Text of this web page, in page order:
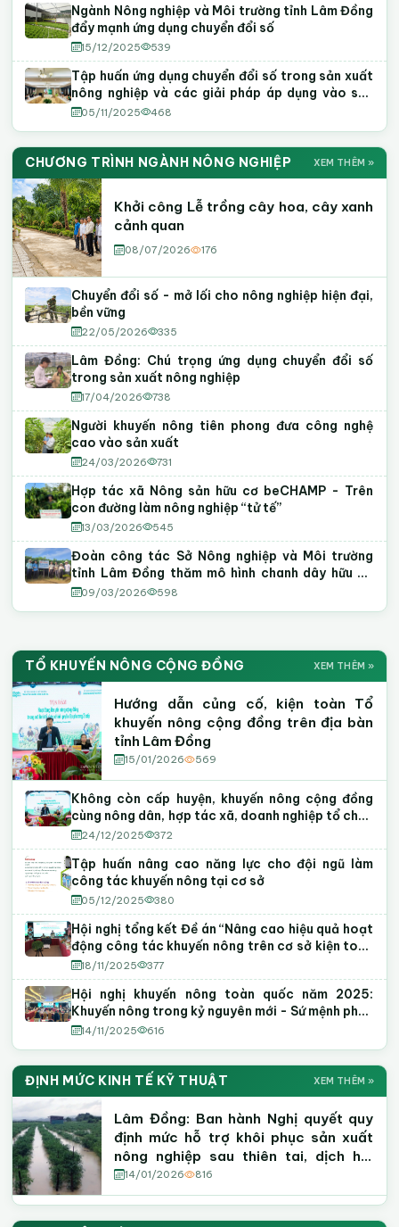
Ngành Nông nghiệp và Môi trường tỉnh Lâm Đồng
đẩy mạnh ứng dụng chuyển đổi số
15/12/2025 539
Tập huấn ứng dụng chuyển đổi số trong sản xuất
nông nghiệp và các giải pháp áp dụng vào sản
xuất, kinh doanh
05/11/2025 468
CHƯƠNG TRÌNH NGÀNH NÔNG NGHIỆP XEM THÊM »
Khởi công Lễ trồng cây hoa, cây xanh
cảnh quan
08/07/2026 176
Chuyển đổi số - mở lối cho nông nghiệp hiện đại,
bền vững
22/05/2026 335
Lâm Đồng: Chú trọng ứng dụng chuyển đổi số
trong sản xuất nông nghiệp
17/04/2026 738
Người khuyến nông tiên phong đưa công nghệ
cao vào sản xuất
24/03/2026 731
Hợp tác xã Nông sản hữu cơ beCHAMP - Trên
con đường làm nông nghiệp “tử tế”
13/03/2026 545
Đoàn công tác Sở Nông nghiệp và Môi trường
tỉnh Lâm Đồng thăm mô hình chanh dây hữu cơ
tại phường Tiến Thành
09/03/2026 598
HÌNH ẢNH
Sự Kiện & Hình Ảnh Hoạt Động
Khuyến Nông Lâm Đồng Tập huấn · Hội thảo · Phiên chợ
VIDEO KN
Video Kỹ Thuật Khuyến Nông
Hướng dẫn canh tác Mô hình nông nghiệp CNC
Tập huấn
TỔ KHUYẾN NÔNG CỘNG ĐỒNG XEM THÊM »
Hướng dẫn củng cố, kiện toàn Tổ
khuyến nông cộng đồng trên địa bàn
tỉnh Lâm Đồng
15/01/2026 569
Không còn cấp huyện, khuyến nông cộng đồng
cùng nông dân, hợp tác xã, doanh nghiệp tổ chức
lại sản xuất
24/12/2025 372
Tập huấn nâng cao năng lực cho đội ngũ làm
công tác khuyến nông tại cơ sở
05/12/2025 380
Hội nghị tổng kết Đề án “Nâng cao hiệu quả hoạt
động công tác khuyến nông trên cơ sở kiện toàn
mô hình Tổ khuyến nông cộng đồng” giai đoạn
2022 - 2025
18/11/2025 377
Hội nghị khuyến nông toàn quốc năm 2025:
Khuyến nông trong kỷ nguyên mới - Sứ mệnh phồn
vinh và thịnh vượng
14/11/2025 616
ĐỊNH MỨC KINH TẾ KỸ THUẬT XEM THÊM »
Lâm Đồng: Ban hành Nghị quyết quy
định mức hỗ trợ khôi phục sản xuất
nông nghiệp sau thiên tai, dịch hại
thực vật
14/01/2026 816